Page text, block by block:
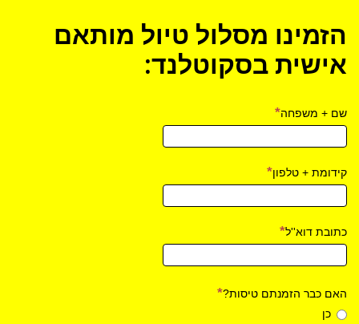
הזמינו מסלול טיול מותאם
אישית בסקוטלנד:
שם + משפחה
קידומת + טלפון
כתובת דוא''ל
האם כבר הזמנתם טיסות?
כן